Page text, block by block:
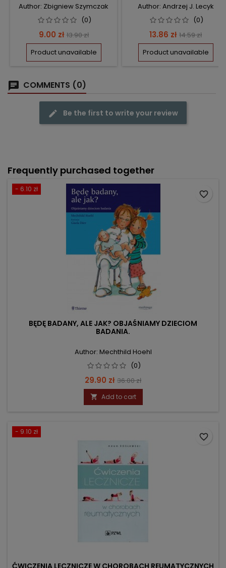
Author: Zbigniew Szymczak
(0)
Price
9.00 zł Regular
price
13.90 zł
Product unavailable
Author: Andrzej J. Lecyk
(0)
Price
13.86 zł Regular
price
14.59 zł
Product unavailable
COMMENTS (0)
Be the first to write your review
Frequently purchased together
- 6.10 zł
BĘDĘ BADANY, ALE JAK? OBJAŚNIAMY DZIECIOM
BADANIA.
Author: Mechthild Hoehl
(0)
Price
29.90 zł Regular
price
36.00 zł
 Add to cart
favorite_border
- 9.10 zł
favorite_border